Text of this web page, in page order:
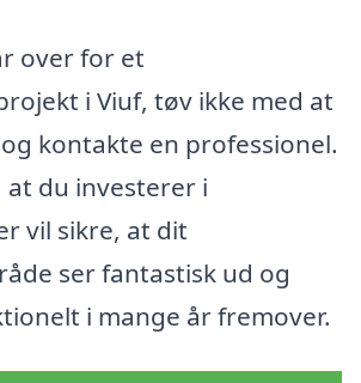
over for et
i Viuf, tøv ikke med at
kontakte en professionel.
du investerer i
vil sikre, at dit
ser fantastisk ud og
i mange år fremover.